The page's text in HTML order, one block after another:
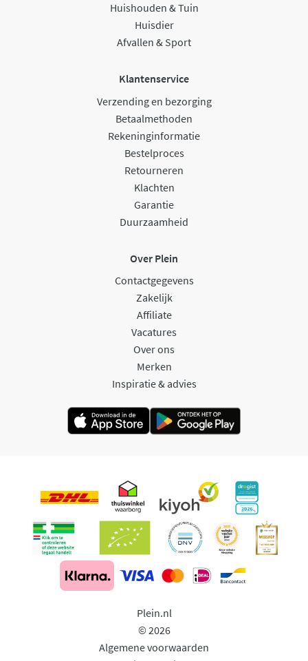
Huishouden & Tuin
Huisdier
Afvallen & Sport
Klantenservice
Verzending en bezorging
Betaalmethoden
Rekeninginformatie
Bestelproces
Retourneren
Klachten
Garantie
Duurzaamheid
Over Plein
Contactgegevens
Zakelijk
Affiliate
Vacatures
Over ons
Merken
Inspiratie & advies
Plein.nl
© 2026
Algemene voorwaarden